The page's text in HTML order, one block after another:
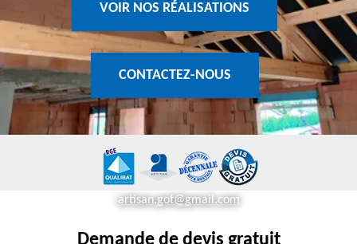
VOIR NOS RÉALISATIONS
CONTACTEZ-NOUS
artisan.got@gmail.com
Demande de devis gratuit